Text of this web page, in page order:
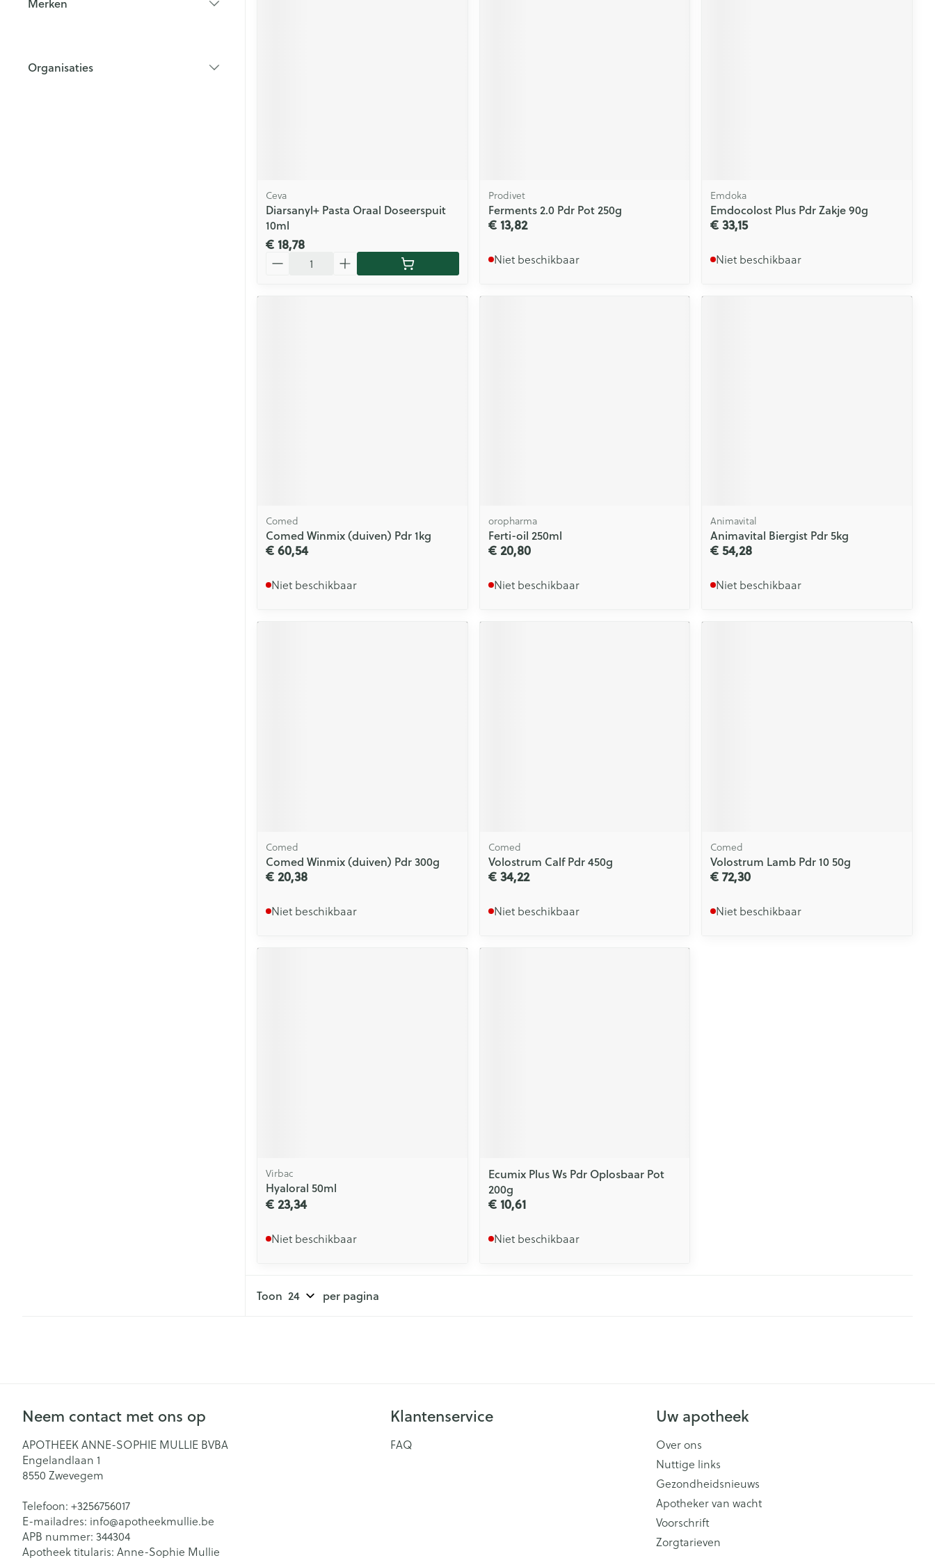
Organisaties
Ceva
Diarsanyl+ Pasta Oraal Doseerspuit
10ml
€ 18,78
Prodivet
Ferments 2.0 Pdr Pot 250g
€ 13,82
Niet beschikbaar
Emdoka
Emdocolost Plus Pdr Zakje 90g
€ 33,15
Niet beschikbaar
Comed
Comed Winmix (duiven) Pdr 1kg
€ 60,54
Niet beschikbaar
oropharma
Ferti-oil 250ml
€ 20,80
Niet beschikbaar
Animavital
Animavital Biergist Pdr 5kg
€ 54,28
Niet beschikbaar
Comed
Comed Winmix (duiven) Pdr 300g
€ 20,38
Niet beschikbaar
Comed
Volostrum Calf Pdr 450g
€ 34,22
Niet beschikbaar
Comed
Volostrum Lamb Pdr 10 50g
€ 72,30
Niet beschikbaar
Virbac
Hyaloral 50ml
€ 23,34
Niet beschikbaar
Ecumix Plus Ws Pdr Oplosbaar Pot
200g
€ 10,61
Niet beschikbaar
Toon per pagina
Neem contact met ons op
APOTHEEK ANNE-SOPHIE MULLIE BVBA
Engelandlaan 1
8550 Zwevegem
Telefoon: +3256756017
E-mailadres: info@apotheekmullie.be
APB nummer: 344304
Apotheek titularis: Anne-Sophie Mullie
Klantenservice
FAQ
Uw apotheek
Over ons
Nuttige links
Gezondheidsnieuws
Apotheker van wacht
Voorschrift
Zorgtarieven